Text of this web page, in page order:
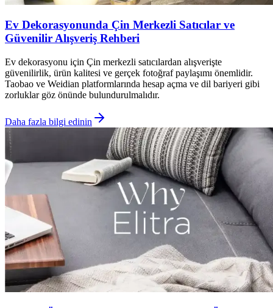
Ev Dekorasyonunda Çin Merkezli Satıcılar ve
Güvenilir Alışveriş Rehberi
Ev dekorasyonu için Çin merkezli satıcılardan alışverişte
güvenilirlik, ürün kalitesi ve gerçek fotoğraf paylaşımı önemlidir.
Taobao ve Weidian platformlarında hesap açma ve dil bariyeri gibi
zorluklar göz önünde bulundurulmalıdır.
Daha fazla bilgi edinin